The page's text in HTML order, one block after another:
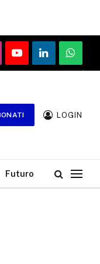
YouTubeLinkedIn
LOGIN
Futuro